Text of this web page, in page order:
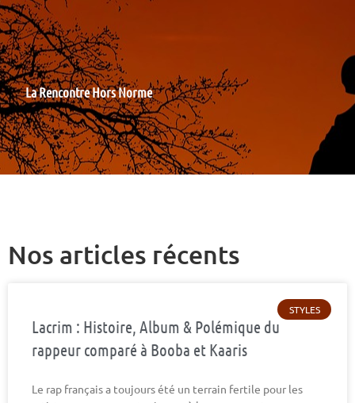
La Rencontre Hors Norme
Nos articles récents
STYLES
Lacrim : Histoire, Album & Polémique du
rappeur comparé à Booba et Kaaris
Le rap français a toujours été un terrain fertile pour les